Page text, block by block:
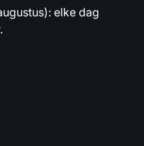
elke dag